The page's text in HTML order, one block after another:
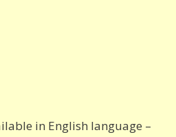
in English language –